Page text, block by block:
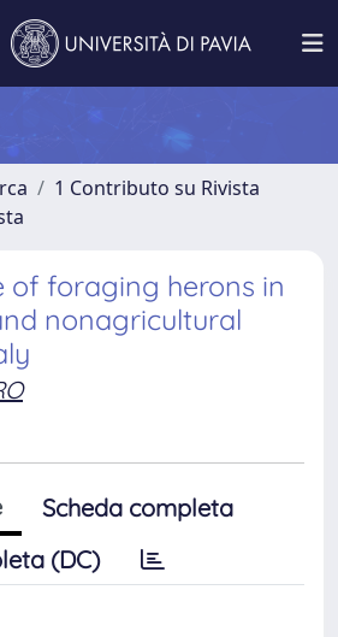
1 Contributo su Rivista
of foraging herons in
nonagricultural
Scheda completa
(DC)